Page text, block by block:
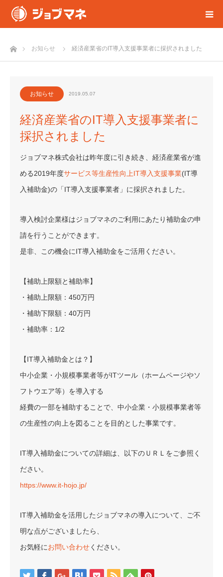
ホームお知らせ 経済産業省のIT導入支援事業者に採択されました
お知らせ 2019.05.07
経済産業省のIT導入支援事業者に
採択されました
ジョブマネ株式会社は昨年度に引き続き、経済産業省が進
める2019年度サービス等生産性向上IT導入支援事業(IT導
入補助金)の「IT導入支援事業者」に採択されました。
導入検討企業様はジョブマネのご利用にあたり補助金の申
請を行うことができます。
是非、この機会にIT導入補助金をご活用ください。
【補助上限額と補助率】
・補助上限額：450万円
・補助下限額：40万円
・補助率：1/2
【IT導入補助金とは？】
中小企業・小規模事業者等がITツール（ホームページやソ
フトウエア等）を導入する
経費の一部を補助することで、中小企業・小規模事業者等
の生産性の向上を図ることを目的とした事業です。
IT導入補助金についての詳細は、以下のＵＲＬをご参照く
ださい。
https://www.it-hojo.jp/
IT導入補助金を活用したジョブマネの導入について、ご不
明な点がございましたら、
お気軽にお問い合わせください。